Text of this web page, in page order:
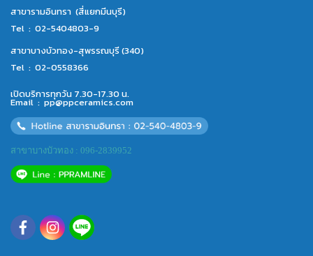
สาขารามอินทรา (สี่แยกมีนบุรี)
Tel : 02-5404803-9
สาขาบางบัวทอง-สุพรรณบุรี (340)
Tel : 02-0558366
เปิดบริการทุกวัน 7.30-17.30 น.
Email : pp@ppceramics.com
สาขาบางบัวทอง : 096-2839952